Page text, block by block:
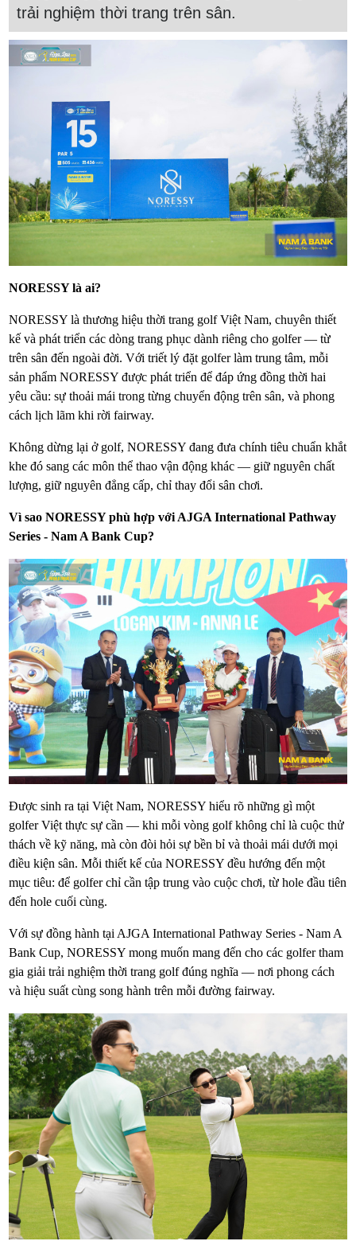
trải nghiệm thời trang trên sân.
NORESSY là ai?
NORESSY là thương hiệu thời trang golf Việt Nam, chuyên thiết
kế và phát triển các dòng trang phục dành riêng cho golfer — từ
trên sân đến ngoài đời. Với triết lý đặt golfer làm trung tâm, mỗi
sản phẩm NORESSY được phát triển để đáp ứng đồng thời hai
yêu cầu: sự thoải mái trong từng chuyển động trên sân, và phong
cách lịch lãm khi rời fairway.
Không dừng lại ở golf, NORESSY đang đưa chính tiêu chuẩn khắt
khe đó sang các môn thể thao vận động khác — giữ nguyên chất
lượng, giữ nguyên đẳng cấp, chỉ thay đổi sân chơi.
Vì sao NORESSY phù hợp với AJGA International Pathway
Series - Nam A Bank Cup?
Được sinh ra tại Việt Nam, NORESSY hiểu rõ những gì một
golfer Việt thực sự cần — khi mỗi vòng golf không chỉ là cuộc thử
thách về kỹ năng, mà còn đòi hỏi sự bền bỉ và thoải mái dưới mọi
điều kiện sân. Mỗi thiết kế của NORESSY đều hướng đến một
mục tiêu: để golfer chỉ cần tập trung vào cuộc chơi, từ hole đầu tiên
đến hole cuối cùng.
Với sự đồng hành tại AJGA International Pathway Series - Nam A
Bank Cup, NORESSY mong muốn mang đến cho các golfer tham
gia giải trải nghiệm thời trang golf đúng nghĩa — nơi phong cách
và hiệu suất cùng song hành trên mỗi đường fairway.